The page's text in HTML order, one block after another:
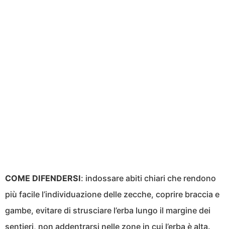
COME DIFENDERSI: indossare abiti chiari che rendono
più facile l’individuazione delle zecche, coprire braccia e
gambe, evitare di strusciare l’erba lungo il margine dei
sentieri, non addentrarsi nelle zone in cui l’erba è alta.